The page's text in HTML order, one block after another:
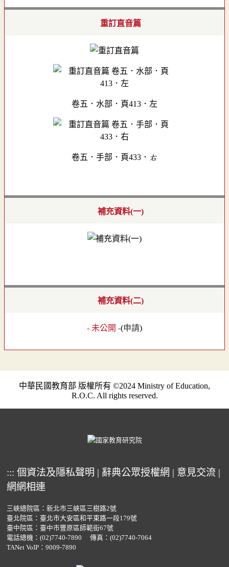
重訂直音篇
卷五．水部．頁413．左
卷五．手部．頁433．右
補充資料(一)
補充資料(二)
- 未公開 -(申請)
中華民國教育部 版權所有 ©2024 Ministry of Education,
R.O.C. All rights reserved.
::: 個資法及隱私聲明 | 辭典公眾授權網 | 意見交流 |
網網相連
三峽總院區：新北市三峽區三樹路2號
臺北院區：臺北市大安區和平東路一段179號
臺中院區：臺中市豐原區師範街67號
電話總機： (02)7740-7890
傳真：(02)7740-7064
TANet VoIP：9009-7890